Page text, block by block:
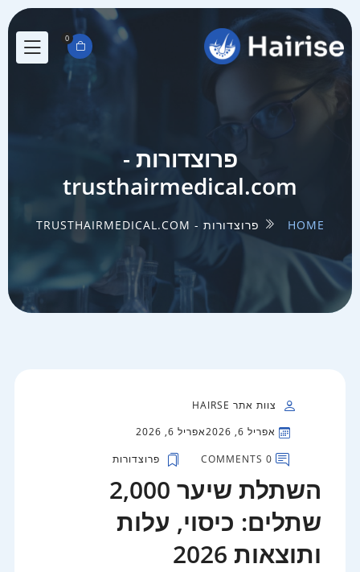
0
פרוצדורות -
trusthairmedical.com
HOME פרוצדורות - TRUSTHAIRMEDICAL.COM
צוות אתר HAIRSE
אפריל 6, 2026
אפריל 6, 2026
0 COMMENTS
פרוצדורות
השתלת שיער 2,000
שתלים: כיסוי, עלות
ותוצאות 2026